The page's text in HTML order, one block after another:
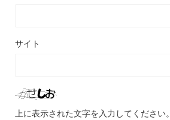
サイト
上に表示された文字を入力してください。